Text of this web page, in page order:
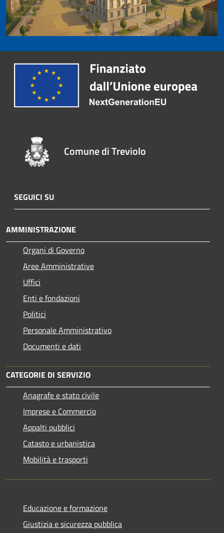
Comune di Treviolo
SEGUICI SU
AMMINISTRAZIONE
Organi di Governo
Aree Amministrative
Uffici
Enti e fondazioni
Politici
Personale Amministrativo
Documenti e dati
CATEGORIE DI SERVIZIO
Anagrafe e stato civile
Imprese e Commercio
Appalti pubblici
Catasto e urbanistica
Mobilità e trasporti
Educazione e formazione
Giustizia e sicurezza pubblica